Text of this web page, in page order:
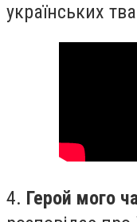
українських
4. Герой мого